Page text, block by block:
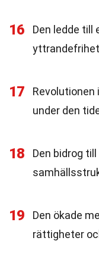
16
Den ledde till
17
under den
18
Den bidrog
19
Den ökade
rättigheter